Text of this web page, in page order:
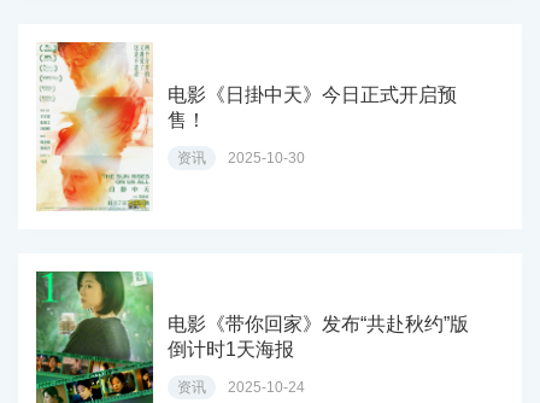
电影《日掛中天》今日正式开启预
售！
资讯 2025-10-30
电影《带你回家》发布“共赴秋约”版
倒计时1天海报
资讯 2025-10-24